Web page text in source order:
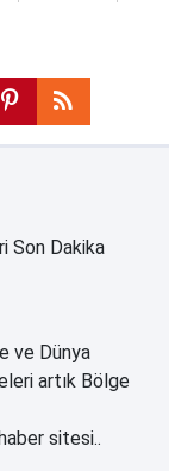
Son Dakika
ve Dünya
artık Bölge
sitesi..